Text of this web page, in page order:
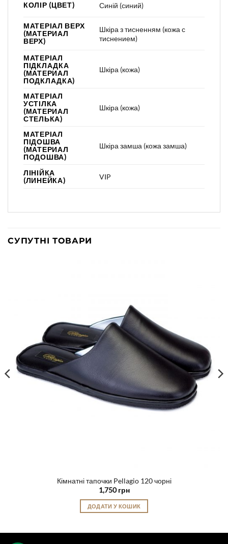
КОЛІР (ЦВЕТ) Синій (синий)
МАТЕРІАЛ ВЕРХ
(МАТЕРИАЛ
ВЕРХ)
Шкіра з тисненням (кожа с
тиснением)
МАТЕРІАЛ
ПІДКЛАДКА
(МАТЕРИАЛ
ПОДКЛАДКА)
Шкіра (кожа)
МАТЕРІАЛ
УСТІЛКА
(МАТЕРИАЛ
СТЕЛЬКА)
Шкіра (кожа)
МАТЕРІАЛ
ПІДОШВА
(МАТЕРИАЛ
ПОДОШВА)
Шкіра замша (кожа замша)
ЛІНІЙКА
(ЛИНЕЙКА)
VIP
СУПУТНІ ТОВАРИ
Кімнатні тапочки Pellagio 120 чорні
1,750грн
ДОДАТИ У КОШИК